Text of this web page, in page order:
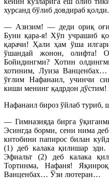
хурсанд бўлиб довдираб қолди.
— Азизим! — деди ориқ
Буни қара-я! Хўп учрашиб
қарачи! Ҳали ҳам ўша
ўшандай жонон, олифта!
Бойидингми? Хотин
хотиним, Луиза
ўғлим Нафанаил, учинчи
киши менинг қадрдон дўстим!
Нафанаил бироз ўйлаб туриб,
— Гимназияда бирга
Эсингда борми, сени нима
китобини папирос билан
(1) деб калака қилишар
Эфиальт (2) деб калака
Тортинма, Нафаня!
Ванценбах… Ўзи лютеран…